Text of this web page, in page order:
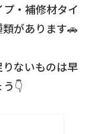
・補修材タイ
があります🚗
ないものは早
👇